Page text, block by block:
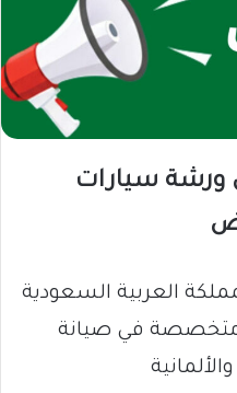
ورشة سيارات
العربية السعودية
في صيانة